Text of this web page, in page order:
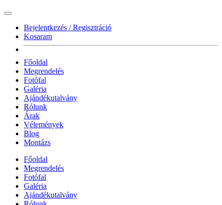
Bejelentkezés / Regisztráció
Kosaram
Főoldal
Megrendelés
Fotófal
Galéria
Ajándékutalvány
Rólunk
Árak
Vélemények
Blog
Montázs
Főoldal
Megrendelés
Fotófal
Galéria
Ajándékutalvány